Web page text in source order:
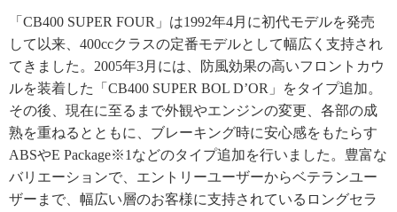
「CB400 SUPER FOUR」は1992年4月に初代モデルを発売
して以来、400ccクラスの定番モデルとして幅広く支持され
てきました。2005年3月には、防風効果の高いフロントカウ
ルを装着した「CB400 SUPER BOL D’OR」をタイプ追加。
その後、現在に至るまで外観やエンジンの変更、各部の成
熟を重ねるとともに、ブレーキング時に安心感をもたらす
ABSやE Package※1などのタイプ追加を行いました。豊富な
バリエーションで、エントリーユーザーからベテランユー
ザーまで、幅広い層のお客様に支持されているロングセラ